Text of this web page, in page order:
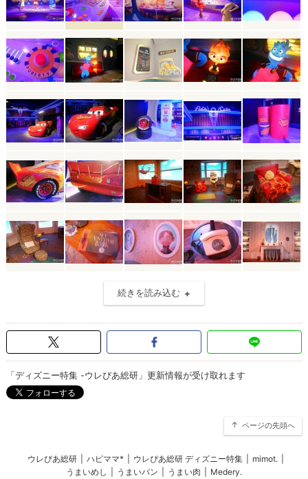
続きを読み込む
「ディズニー特集 -ウレぴあ総研」更新情報が受け取れます
ページの先頭へ
ウレぴあ総研 ハピママ* ウレぴあ総研 ディズニー特集 mimot.
うまいめし
うまいパン うまい肉 Medery.